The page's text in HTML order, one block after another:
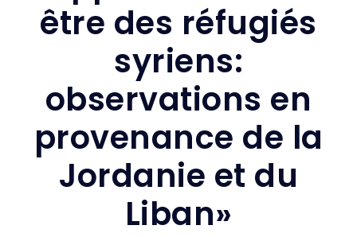
être des réfugiés
syriens:
observations en
provenance de la
Jordanie et du
Liban»